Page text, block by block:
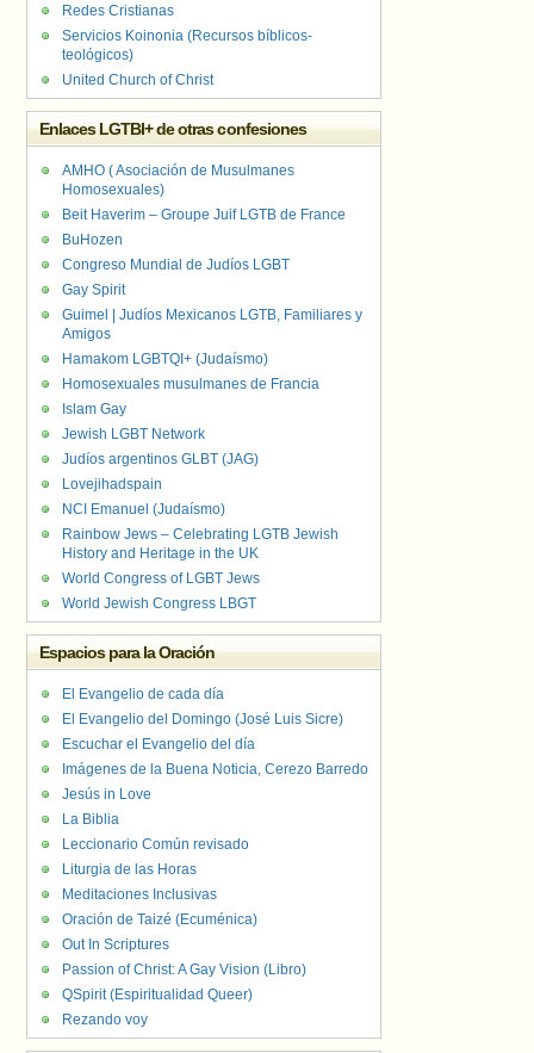
Redes Cristianas
Servicios Koinonia (Recursos bíblicos-
teológicos)
United Church of Christ
Enlaces LGTBI+ de otras confesiones
AMHO ( Asociación de Musulmanes
Homosexuales)
Beit Haverim – Groupe Juif LGTB de France
BuHozen
Congreso Mundial de Judíos LGBT
Gay Spirit
Guimel | Judíos Mexicanos LGTB, Familiares y
Amigos
Hamakom LGBTQI+ (Judaísmo)
Homosexuales musulmanes de Francia
Islam Gay
Jewish LGBT Network
Judíos argentinos GLBT (JAG)
Lovejihadspain
NCI Emanuel (Judaísmo)
Rainbow Jews – Celebrating LGTB Jewish
History and Heritage in the UK
World Congress of LGBT Jews
World Jewish Congress LBGT
Espacios para la Oración
El Evangelio de cada día
El Evangelio del Domingo (José Luis Sicre)
Escuchar el Evangelio del día
Imágenes de la Buena Noticia, Cerezo Barredo
Jesús in Love
La Biblia
Leccionario Común revisado
Liturgia de las Horas
Meditaciones Inclusivas
Oración de Taizé (Ecuménica)
Out In Scriptures
Passion of Christ: A Gay Vision (Libro)
QSpirit (Espiritualidad Queer)
Rezando voy